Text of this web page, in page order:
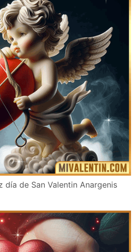
de San Valentin Anargenis